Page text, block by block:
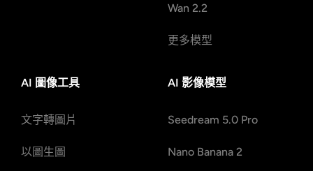
Wan 2.2
更多模型
AI 圖像工具
文字轉圖片
以圖生圖
AI 影像模型
Seedream 5.0 Pro
Nano Banana 2